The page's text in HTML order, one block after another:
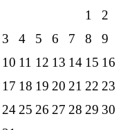
1
2
3
4 5 6 7 8
9
10 11 12 13 14 15 16
17 18 19 20 21 22 23
24 25 26 27 28 29 30